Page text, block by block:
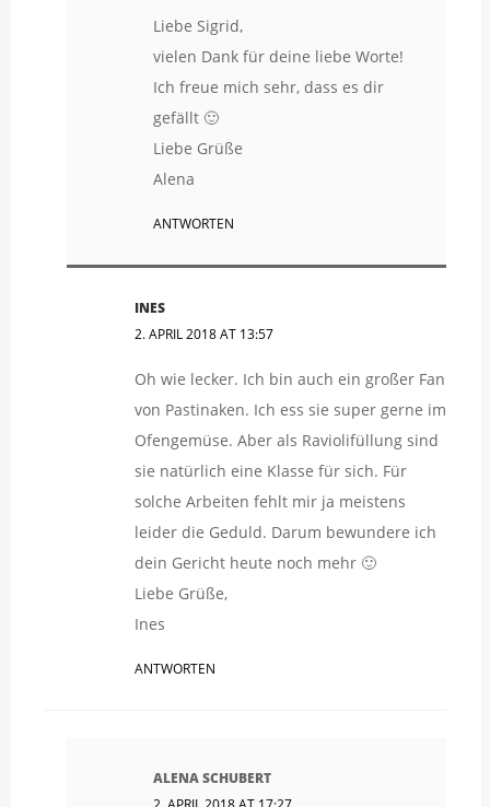
Liebe Sigrid,
vielen Dank für deine liebe Worte!
Ich freue mich sehr, dass es dir
gefällt 🙂
Liebe Grüße
Alena
ANTWORTEN
INES
2. APRIL 2018 AT 13:57
Oh wie lecker. Ich bin auch ein großer Fan
von Pastinaken. Ich ess sie super gerne im
Ofengemüse. Aber als Raviolifüllung sind
sie natürlich eine Klasse für sich. Für
solche Arbeiten fehlt mir ja meistens
leider die Geduld. Darum bewundere ich
dein Gericht heute noch mehr 🙂
Liebe Grüße,
Ines
ANTWORTEN
ALENA SCHUBERT